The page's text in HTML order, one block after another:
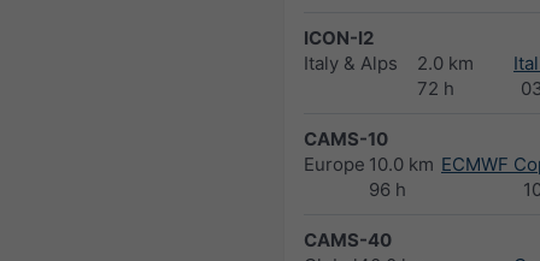
ICON-I2
Italy & Alps
2.0 km
72 h
CAMS-10
Europe 10.0 km
96 h
ECMWF
CAMS-40